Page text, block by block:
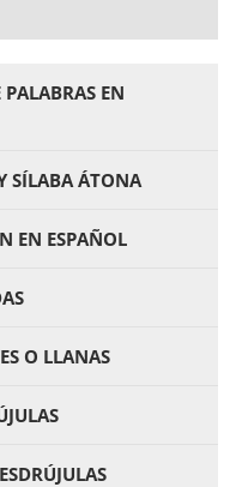
EN
SÍLABA ÁTONA
EN ESPAÑOL
O LLANAS